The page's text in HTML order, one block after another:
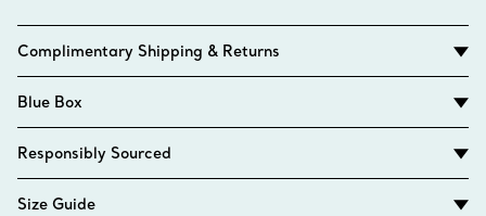
Complimentary Shipping & Returns
Blue Box
Responsibly Sourced
Size Guide